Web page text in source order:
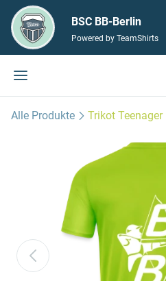
BSC BB-Berlin
Powered by TeamShirts
Alle Produkte Trikot Teenager